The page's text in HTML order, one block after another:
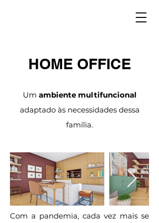
HOME OFFICE
Um ambiente multifuncional
adaptado às necessidades dessa
família.
Com a pandemia, cada vez mais se